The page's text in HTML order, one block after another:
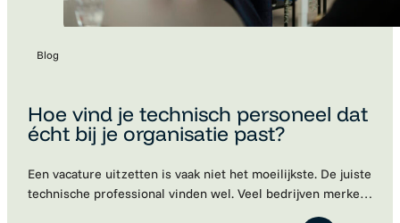
Blog
Hoe vind je technisch personeel dat
écht bij je organisatie past?
Een vacature uitzetten is vaak niet het moeilijkste. De juiste
technische professional vinden wel. Veel bedrijven merken
dat kandidaten schaars zijn, sollicitaties tegenvallen of dat